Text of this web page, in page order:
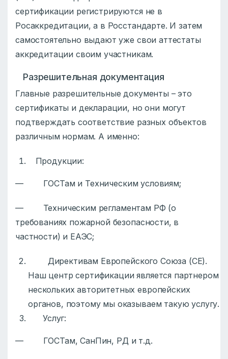
сертификации регистрируются не в
Росаккредитации, а в Росстандарте. И затем
самостоятельно выдают уже свои аттестаты
аккредитации своим участникам.
Разрешительная документация
Главные разрешительные документы – это
сертификаты и декларации, но они могут
подтверждать соответствие разных объектов
различным нормам. А именно:
Продукции:
— ГОСТам и Техническим условиям;
— Техническим регламентам РФ (о
требованиях пожарной безопасности, в
частности) и ЕАЭС;
Директивам Европейского Союза (СЕ).
Наш центр сертификации является партнером
нескольких авторитетных европейских
органов, поэтому мы оказываем такую услугу.
Услуг:
— ГОСТам, СанПин, РД и т.д.